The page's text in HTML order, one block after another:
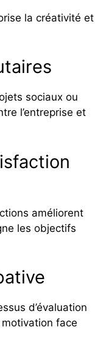
la créativité et
sociaux ou
l’entreprise et
améliorent
les objectifs
d’évaluation
face